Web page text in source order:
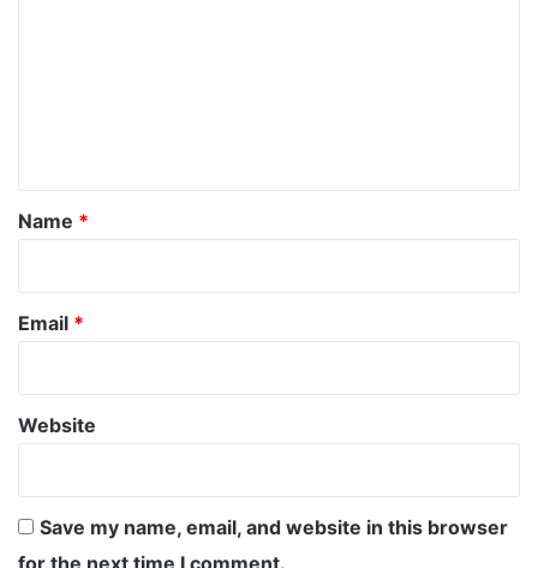
*
Name *
Email *
Website
Save my name, email, and website in this browser
for the next time I comment.